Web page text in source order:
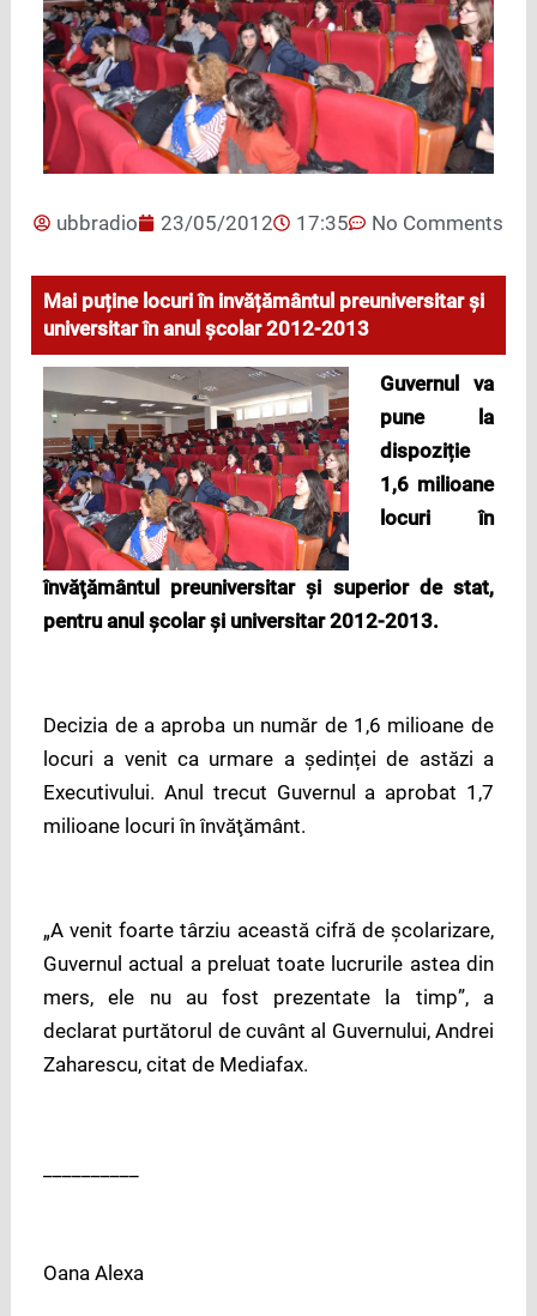
ubbradio 23/05/2012 17:35 No Comments
Mai puține locuri în invățământul preuniversitar şi
universitar în anul școlar 2012-2013
Guvernul va
pune la
dispoziție
1,6 milioane
locuri în
învăţământul preuniversitar şi superior de stat,
pentru anul şcolar şi universitar 2012-2013.
Decizia de a aproba un număr de 1,6 milioane de
locuri a venit ca urmare a ședinței de astăzi a
Executivului. Anul trecut Guvernul a aprobat 1,7
milioane locuri în învăţământ.
„A venit foarte târziu această cifră de şcolarizare,
Guvernul actual a preluat toate lucrurile astea din
mers, ele nu au fost prezentate la timp”, a
declarat purtătorul de cuvânt al Guvernului, Andrei
Zaharescu, citat de Mediafax.
Oana Alexa